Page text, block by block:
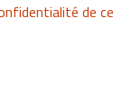
de ce